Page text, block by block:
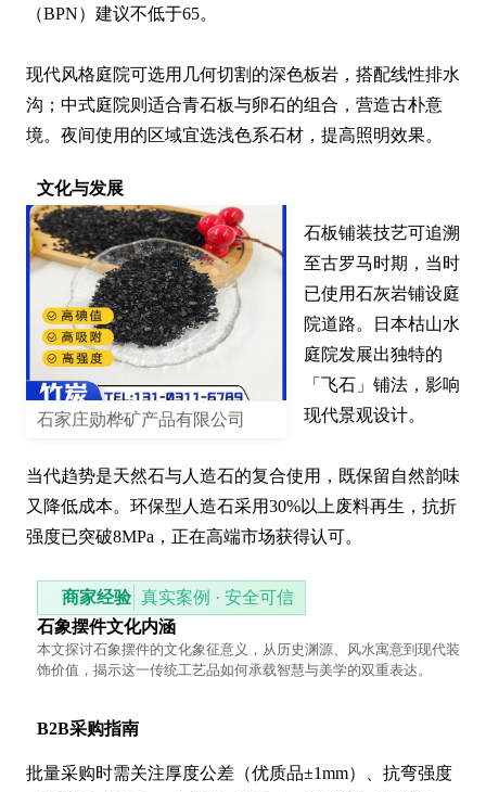
（BPN）建议不低于65。
现代风格庭院可选用几何切割的深色板岩，搭配线性排水
沟；中式庭院则适合青石板与卵石的组合，营造古朴意
境。夜间使用的区域宜选浅色系石材，提高照明效果。
文化与发展
石家庄勋桦矿产品有限公司
石板铺装技艺可追溯
至古罗马时期，当时
已使用石灰岩铺设庭
院道路。日本枯山水
庭院发展出独特的
「飞石」铺法，影响
现代景观设计。
当代趋势是天然石与人造石的复合使用，既保留自然韵味
又降低成本。环保型人造石采用30%以上废料再生，抗折
强度已突破8MPa，正在高端市场获得认可。
商家经验 真实案例 · 安全可信
石象摆件文化内涵
本文探讨石象摆件的文化象征意义，从历史渊源、风水寓意到现代装
饰价值，揭示这一传统工艺品如何承载智慧与美学的双重表达。
B2B采购指南
批量采购时需关注厚度公差（优质品±1mm）、抗弯强度